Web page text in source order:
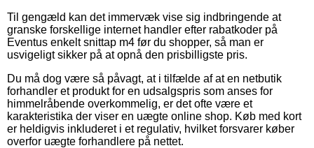
Til gengæld kan det immervæk vise sig indbringende at
granske forskellige internet handler efter rabatkoder på
Eventus enkelt snittap m4 før du shopper, så man er
usvigeligt sikker på at opnå den prisbilligste pris.
Du må dog være så påvagt, at i tilfælde af at en netbutik
forhandler et produkt for en udsalgspris som anses for
himmelråbende overkommelig, er det ofte være et
karakteristika der viser en uægte online shop. Køb med kort
er heldigvis inkluderet i et regulativ, hvilket forsvarer køber
overfor uægte forhandlere på nettet.